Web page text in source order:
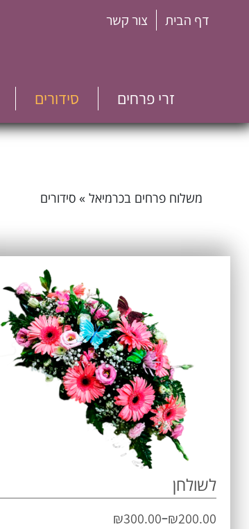
דף הבית צור קשר
זרי פרחים סידורים
משלוח פרחים בכרמיאל »סידורים
לשולחן
₪200.00
–
₪300.00